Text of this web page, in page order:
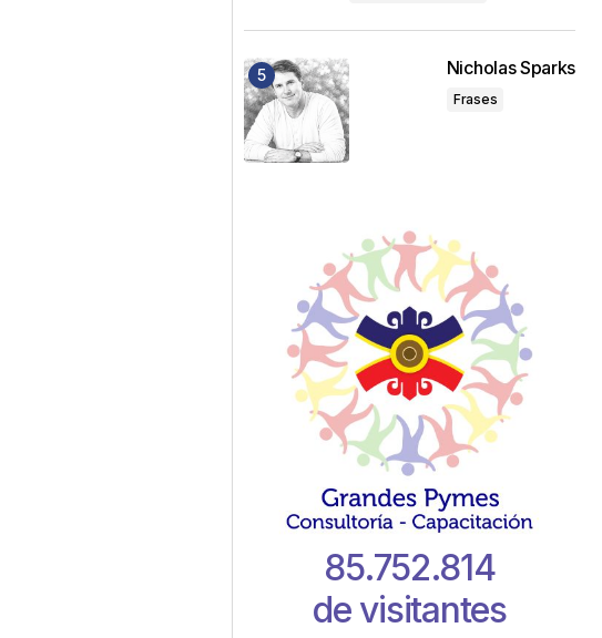
Nicholas Sparks
Frases
85.752.814
de visitantes